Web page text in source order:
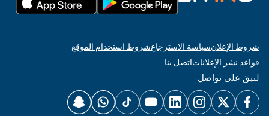
شروط الإعلانسياسة الاسترجاعشروط استخدام الموقع
قواعد نشر الإعلاناتاتصل بنا
لنبقَ على تواصل